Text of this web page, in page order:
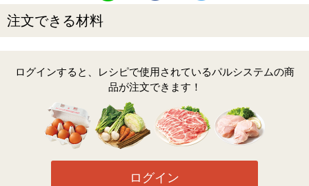
注文できる材料
ログインすると、レシピで使用されているパルシステムの商
品が注文できます！
ログイン